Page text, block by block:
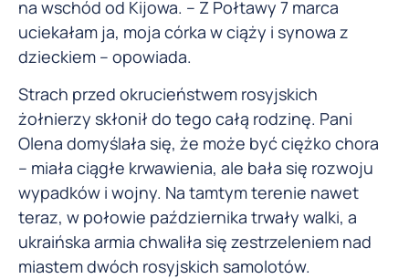
na wschód od Kijowa. – Z Połtawy 7 marca
uciekałam ja, moja córka w ciąży i synowa z
dzieckiem – opowiada.
Strach przed okrucieństwem rosyjskich
żołnierzy skłonił do tego całą rodzinę. Pani
Olena domyślała się, że może być ciężko chora
– miała ciągłe krwawienia, ale bała się rozwoju
wypadków i wojny. Na tamtym terenie nawet
teraz, w połowie października trwały walki, a
ukraińska armia chwaliła się zestrzeleniem nad
miastem dwóch rosyjskich samolotów.